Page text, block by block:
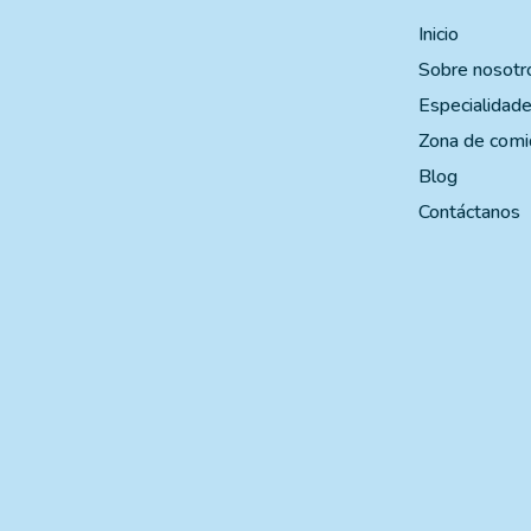
Inicio
Sobre
Zona de
Blog
Contáctanos